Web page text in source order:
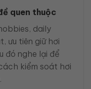
quen thuộc
daily
ưu tiên giữ hơi
đó nghe lại để
kiểm soát hơi